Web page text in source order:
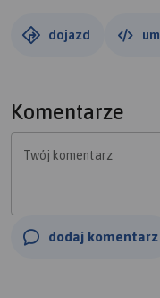
dojazd
Komentarze
Twój komentarz
dodaj komentarz